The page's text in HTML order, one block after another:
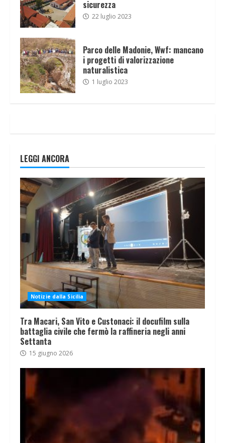
sicurezza
22 luglio 2023
Parco delle Madonie, Wwf: mancano
i progetti di valorizzazione
naturalistica
1 luglio 2023
LEGGI ANCORA
Notizie dalla Sicilia
Tra Macari, San Vito e Custonaci: il docufilm sulla
battaglia civile che fermò la raffineria negli anni
Settanta
15 giugno 2026